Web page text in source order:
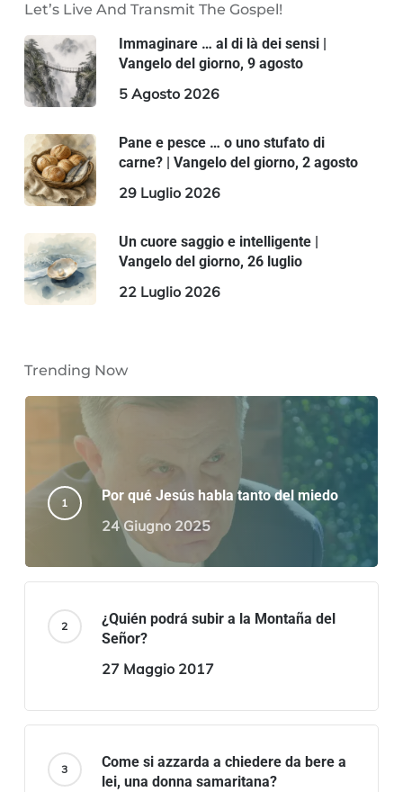
Let’s Live And Transmit The Gospel!
Immaginare … al di là dei sensi |
Vangelo del giorno, 9 agosto
5 Agosto 2026
Pane e pesce … o uno stufato di
carne? | Vangelo del giorno, 2 agosto
29 Luglio 2026
Un cuore saggio e intelligente |
Vangelo del giorno, 26 luglio
22 Luglio 2026
Trending Now
Por qué Jesús habla tanto del miedo
24 Giugno 2025
¿Quién podrá subir a la Montaña del
Señor?
27 Maggio 2017
Come si azzarda a chiedere da bere a
lei, una donna samaritana?